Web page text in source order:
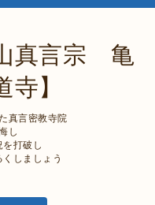
真言宗 亀
】
真言密教寺院
し
破し
しょう